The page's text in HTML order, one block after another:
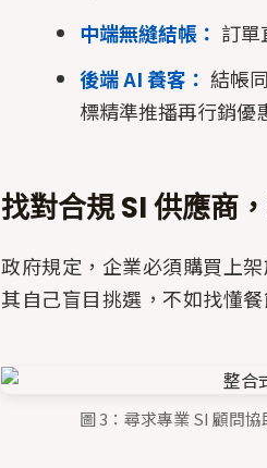
中端無縫結帳： 訂單
後端 AI 養客： 結帳
標精準推播再行銷優
找對合規 SI 供應商
政府規定，企業必須購買上
其自己盲目挑選，不如找懂
圖 3：尋求專業 SI 顧問